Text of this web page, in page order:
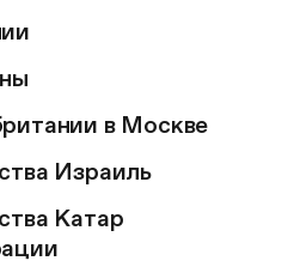
в Москве
Израиль
Катар